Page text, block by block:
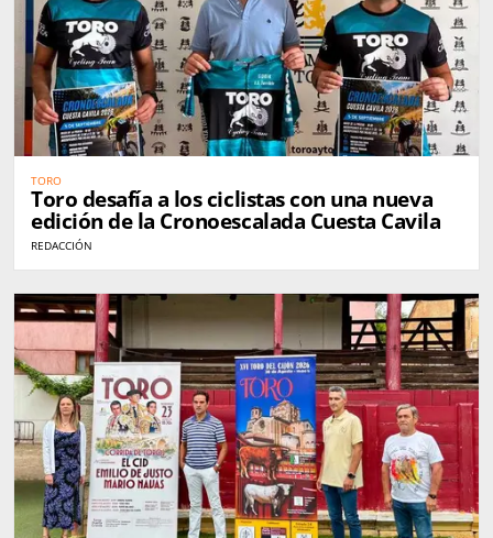
TORO
Toro desafía a los ciclistas con una nueva
edición de la Cronoescalada Cuesta Cavila
REDACCIÓN